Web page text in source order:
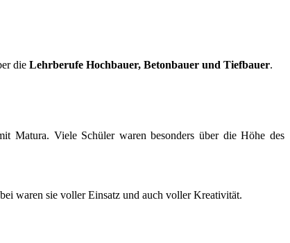
die Lehrberufe Hochbauer, Betonbauer und Tiefbauer.
Matura. Viele Schüler waren besonders über die Höhe des
waren sie voller Einsatz und auch voller Kreativität.